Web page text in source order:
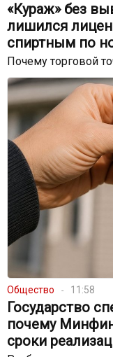
«Кураж» без
лишился
спиртным по
Почему торговой
Общество 11:58
Государство
почему
сроки